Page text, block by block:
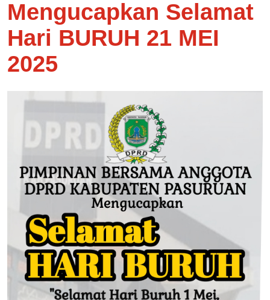
Mengucapkan Selamat
Hari BURUH 21 MEI
2025